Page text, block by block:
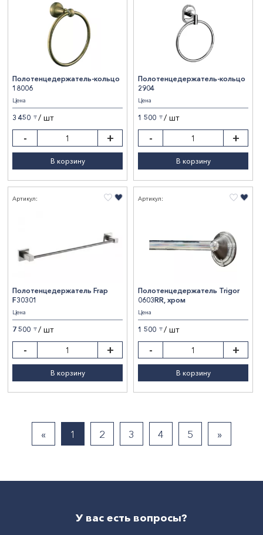
Полотенцедержатель-кольцо
18006
Цена
3 450 〒 / шт
- +
В корзину
Полотенцедержатель-кольцо
2904
Цена
1 500 〒 / шт
- +
В корзину
Артикул:
Полотенцедержатель Frap
F30301
Цена
7 500 〒 / шт
- +
В корзину
Артикул:
Полотенцедержатель Trigor
0603RR, хром
Цена
1 500 〒 / шт
- +
В корзину
« 1 2 3 4 5 »
У вас есть вопросы?